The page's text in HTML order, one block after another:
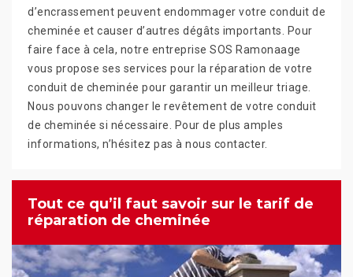
d’encrassement peuvent endommager votre conduit de
cheminée et causer d’autres dégâts importants. Pour
faire face à cela, notre entreprise SOS Ramonaage
vous propose ses services pour la réparation de votre
conduit de cheminée pour garantir un meilleur triage.
Nous pouvons changer le revêtement de votre conduit
de cheminée si nécessaire. Pour de plus amples
informations, n’hésitez pas à nous contacter.
Tout ce qu’il faut savoir sur le tarif de
réparation de cheminée